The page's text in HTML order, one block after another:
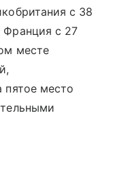
с 38
Франция с 27
месте
пятое место